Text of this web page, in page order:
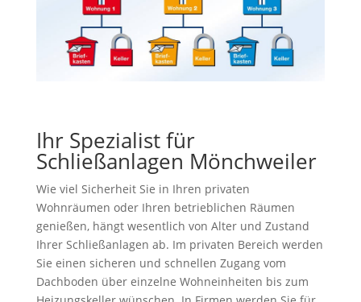
Ihr Spezialist für
Schließanlagen Mönchweiler
Wie viel Sicherheit Sie in Ihren privaten
Wohnräumen oder Ihren betrieblichen Räumen
genießen, hängt wesentlich von Alter und Zustand
Ihrer Schließanlagen ab. Im privaten Bereich werden
Sie einen sicheren und schnellen Zugang vom
Dachboden über einzelne Wohneinheiten bis zum